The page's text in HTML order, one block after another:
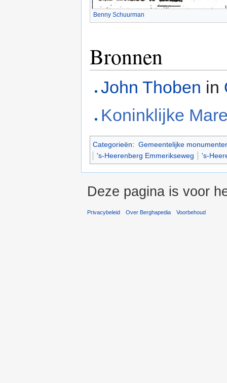
Benny Schuurman
Bronnen
John Thoben in
Koninklijke
Categorieën: Gemeentelijke
's-Heerenberg Emmerikseweg
's-
Deze pagina is voor
Privacybeleid Over Berghapedia Voorbehoud